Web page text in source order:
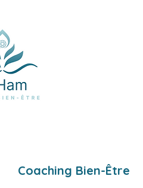
Coaching Bien-Être